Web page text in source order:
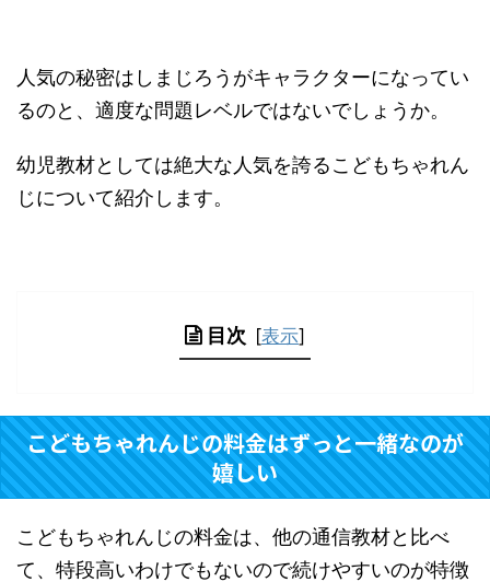
人気の秘密はしまじろうがキャラクターになってい
るのと、適度な問題レベルではないでしょうか。
幼児教材としては絶大な人気を誇るこどもちゃれん
じについて紹介します。
目次 [表示]
こどもちゃれんじの料金はずっと一緒なのが
嬉しい
こどもちゃれんじの料金は、他の通信教材と比べ
て、特段高いわけでもないので続けやすいのが特徴